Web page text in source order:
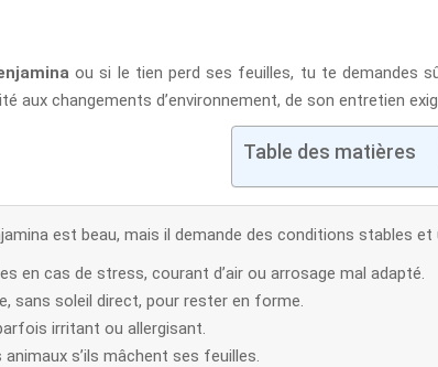
ou si le tien perd ses feuilles, tu te demandes
aux changements d’environnement, de son entretien
Table des matières
est beau, mais il demande des conditions stables et
en cas de stress, courant d’air ou arrosage mal adapté.
sans soleil direct, pour rester en forme.
irritant ou allergisant.
s’ils mâchent ses feuilles.